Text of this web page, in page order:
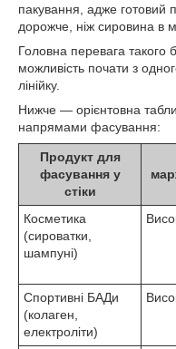
пакування, адже готовий
дорожче, ніж сировина в
Головна перевага такого
можливість почати з
лінійку.
Нижче — орієнтовна
напрямами фасування:
Продукт для
фасування у
стіки
Косметика
(сироватки,
шампуні)
Спортивні БАДи
(колаген,
електроліти)